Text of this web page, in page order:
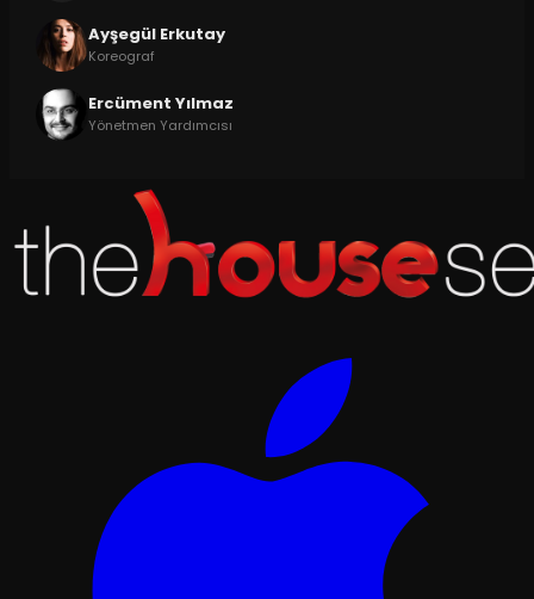
Ayşegül Erkutay
Koreograf
Ercüment Yılmaz
Yönetmen Yardımcısı